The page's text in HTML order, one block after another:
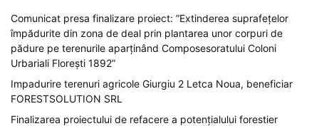
Comunicat presa finalizare proiect: ”Extinderea suprafețelor
împădurite din zona de deal prin plantarea unor corpuri de
pădure pe terenurile aparținând Composesoratului Coloni
Urbariali Florești 1892”
Impadurire terenuri agricole Giurgiu 2 Letca Noua, beneficiar
FORESTSOLUTION SRL
Finalizarea proiectului de refacere a potențialului forestier